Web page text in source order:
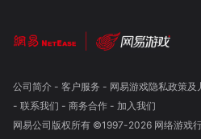
公司简介- 客户服务 - 网易游戏隐私政策及
- 联系我们 - 商务合作- 加入我们
网易公司版权所有 ©1997-2026 网络游戏